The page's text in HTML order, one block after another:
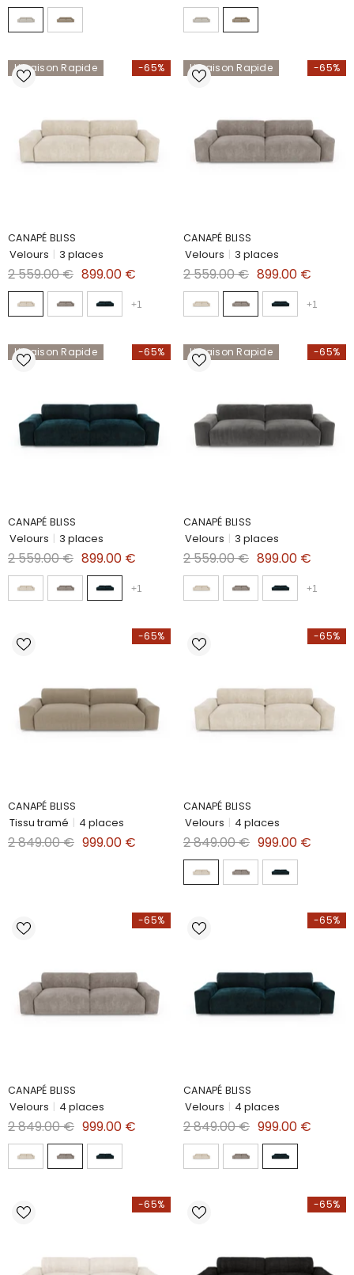
-65%
Livraison Rapide
CANAPÉ BLISS
Velours | 3 places
2 559.00 € 899.00 €
+1
-65%
Livraison Rapide
CANAPÉ BLISS
Velours | 3 places
2 559.00 € 899.00 €
+1
-65%
Livraison Rapide
CANAPÉ BLISS
Velours | 3 places
2 559.00 € 899.00 €
+1
-65%
Livraison Rapide
CANAPÉ BLISS
Velours | 3 places
2 559.00 € 899.00 €
+1
-65%
CANAPÉ BLISS
Tissu tramé | 4 places
2 849.00 € 999.00 €
-65%
CANAPÉ BLISS
Velours | 4 places
2 849.00 € 999.00 €
-65%
CANAPÉ BLISS
Velours | 4 places
2 849.00 € 999.00 €
-65%
CANAPÉ BLISS
Velours | 4 places
2 849.00 € 999.00 €
-65% -65%